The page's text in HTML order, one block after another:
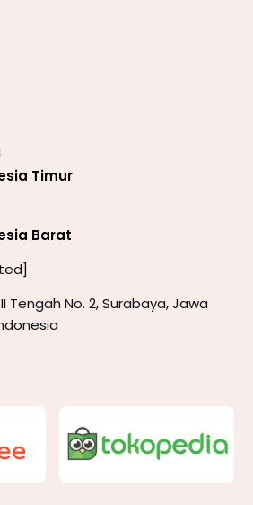
Timur
Barat
Tengah No. 2, Surabaya, Jawa